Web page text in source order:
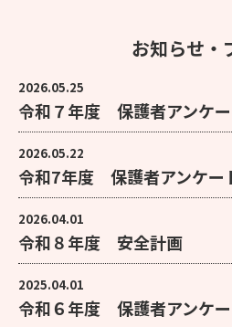
お知らせ・
2026.05.25
令和７年度 保護者アンケ
2026.05.22
令和7年度 保護者アンケ
2026.04.01
令和８年度 安全計画
2025.04.01
令和６年度 保護者アンケ